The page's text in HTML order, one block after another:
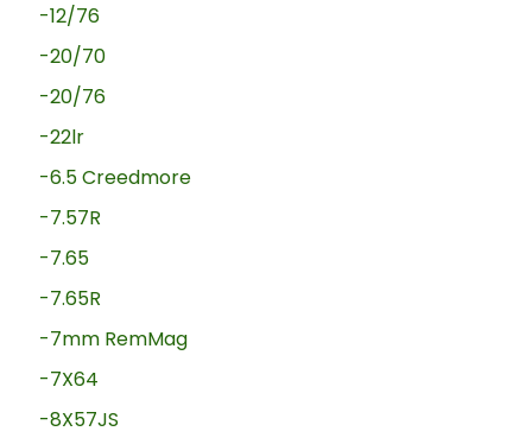
-12/76
-20/70
-20/76
-22lr
-6.5 Creedmore
-7.57R
-7.65
-7.65R
-7mm RemMag
-7X64
-8X57JS